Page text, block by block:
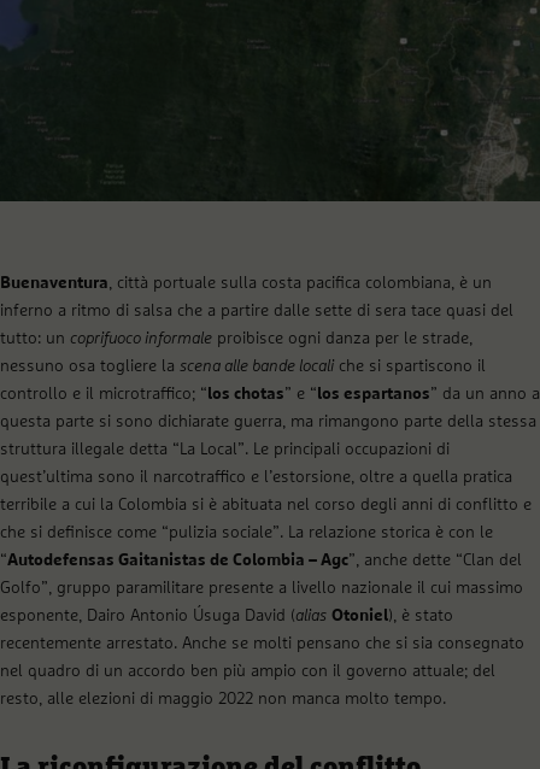
Buenaventura , città portuale sulla costa pacifica colombiana, è un
inferno a ritmo di salsa che a partire dalle sette di sera tace quasi del
tutto: un coprifuoco informale proibisce ogni danza per le strade,
nessuno osa togliere la scena alle bande locali che si spartiscono il
controllo e il microtraffico; “ los chotas” e “ los espartanos” da un anno a
questa parte si sono dichiarate guerra, ma rimangono parte della stessa
struttura illegale detta “La Local”. Le principali occupazioni di
quest’ultima sono il narcotraffico e l’estorsione, oltre a quella pratica
terribile a cui la Colombia si è abituata nel corso degli anni di conflitto e
che si definisce come “pulizia sociale”. La relazione storica è con le
“Autodefensas Gaitanistas de Colombia – Agc”, anche dette “Clan del
Golfo”, gruppo paramilitare presente a livello nazionale il cui massimo
esponente, Dairo Antonio Úsuga David (alias Otoniel), è stato
recentemente arrestato. Anche se molti pensano che si sia consegnato
nel quadro di un accordo ben più ampio con il governo attuale; del
resto, alle elezioni di maggio 2022 non manca molto tempo.